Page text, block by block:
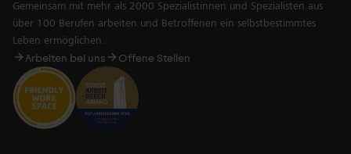
Gemeinsam mit mehr als 2000 Spezialistinnen und Spezialisten aus
über 100 Berufen arbeiten und Betroffenen ein selbstbestimmtes
Leben ermöglichen.
Arbeiten bei uns Offene Stellen